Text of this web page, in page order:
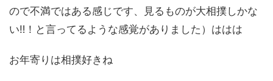
ので不満ではある感じです、見るものが大相撲しかな
い‼！と言ってるような感覚がありました）ははは
お年寄りは相撲好きね